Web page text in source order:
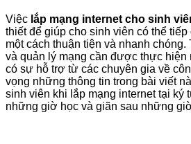
Việc lắp mạng internet cho sinh
thiết để giúp cho sinh viên có thể
một cách thuận tiện và nhanh chóng.
và quản lý mạng cần được thực hiện
có sự hỗ trợ từ các chuyên gia về
vọng những thông tin trong bài viết
sinh viên khi lắp mạng internet tại ký
những giờ học và giãn sau những